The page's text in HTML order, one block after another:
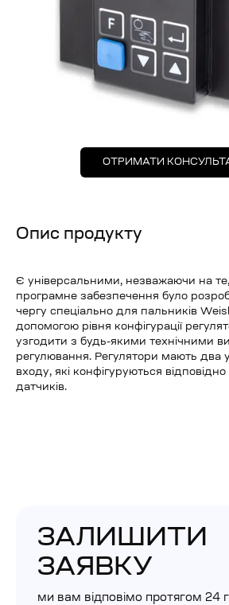
ОТРИМАТИ
Опис продукту
Є універсальними, незважаючи на те,
програмне забезпечення було
чергу спеціально для пальників
допомогою рівня конфігурації
узгодити з будь-якими технічними
регулювання. Регулятори мають два
входу, які конфігуруються
датчиків.
ЗАЛИШИТИ
ЗАЯВКУ
ми вам відповімо протягом 24